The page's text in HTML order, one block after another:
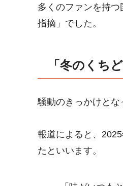
多くのファンを持
指摘」でした。
「冬のくち
騒動のきっかけと
報道によると、
たといいます。